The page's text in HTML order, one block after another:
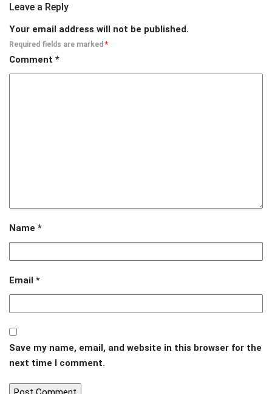
Leave a Reply
Your email address will not be published.
Required fields are marked *
Comment *
Name *
Email *
Save my name, email, and website in this browser for the
next time I comment.